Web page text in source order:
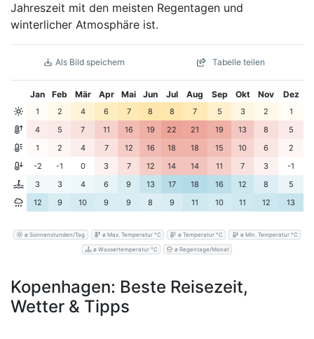
Jahreszeit mit den meisten Regentagen und
winterlicher Atmosphäre ist.
Als Bild speichern Tabelle teilen
Jan Feb Mär Apr Mai Jun Jul Aug Sep Okt Nov Dez
1 2 4 6 7 8 8 7 5 3 2
1
4
5 7 11 16 19 22 21 19 13 8
5
1
2 4 7 12 16 18 18 15 10 6
2
-2
-1 0 3 7 12 14 14 11 7 3
-1
3
3 4 6 9 13 17 18 16 12 8
5
12
9 10 9 9 8 9 11 10 11 12 13
ø Sonnenstunden/Tag ø Max. Temperatur °C ø Temperatur °C ø Min. Temperatur °C
ø Wassertemperatur °C ø Regentage/Monat
Kopenhagen: Beste Reisezeit,
Wetter & Tipps